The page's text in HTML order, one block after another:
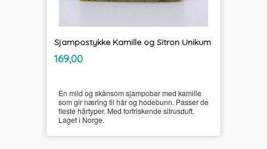
Sjampostykke Kamille og Sitron Unikum
Pris
169,00mva.
En mild og skånsom sjampobar med kamille
som gir næring til hår og hodebunn. Passer de
fleste hårtyper. Med forfriskende sitrusduft.
Laget i Norge.